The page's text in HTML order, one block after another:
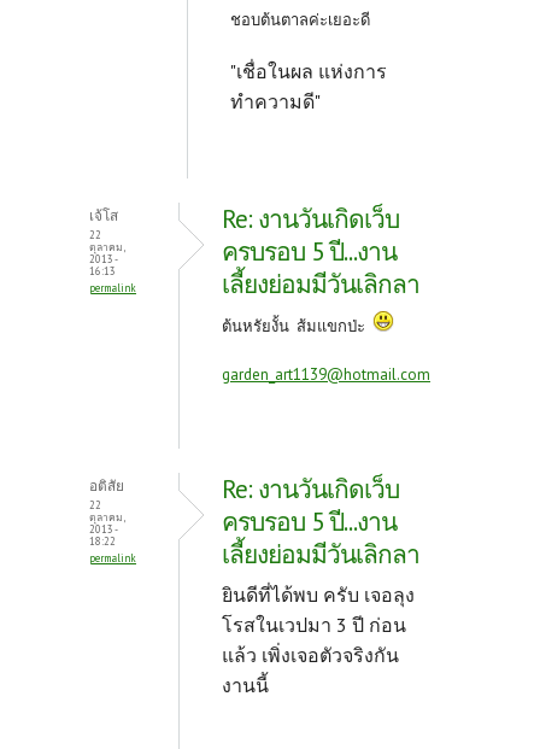
ชอบต้นตาลค่ะเยอะดี
"เชื่อในผล แห่งการ
ทำความดี"
เจ้โส
22
ตุลาคม,
2013 -
16:13
permalink
Re: งานวันเกิดเว็บ
ครบรอบ 5 ปี...งาน
เลี้ยงย่อมมีวันเลิกลา
ต้นหรัยงั้น ส้มแขกป่ะ
garden_art1139@hotmail.com
อติสัย
22
ตุลาคม,
2013 -
18:22
permalink
Re: งานวันเกิดเว็บ
ครบรอบ 5 ปี...งาน
เลี้ยงย่อมมีวันเลิกลา
ยินดีที่ได้พบ ครับ เจอลุง
โรสในเวปมา 3 ปี ก่อน
แล้ว เพิ่งเจอตัวจริงกัน
งานนี้